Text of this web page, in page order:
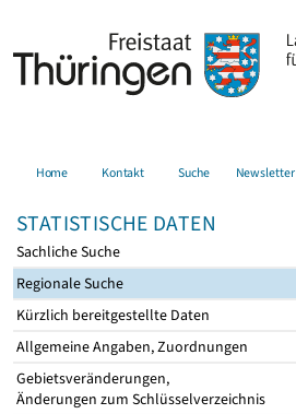
Home Kontakt Suche Newsletter
STATISTISCHE DATEN
Sachliche Suche
Regionale Suche
Kürzlich bereitgestellte Daten
Allgemeine Angaben, Zuordnungen
Gebietsveränderungen,
Änderungen zum Schlüsselverzeichnis